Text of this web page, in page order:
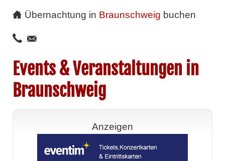
Übernachtung in Braunschweig buchen
Events & Veranstaltungen in
Braunschweig
Anzeigen